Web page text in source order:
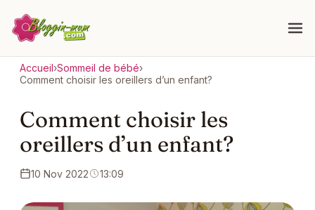
Accueil›Sommeil de bébé›
Comment choisir les oreillers d’un enfant?
Comment choisir les
oreillers d’un enfant?
10 Nov 2022 13:09